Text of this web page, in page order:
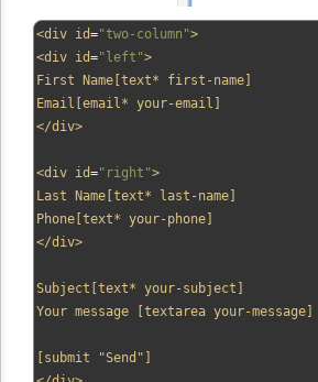
<div id="two-column">
<div id="left">
First Name[text* first-name]
</div>
<div id="right">
Last Name[text* last-name]
</div>
Subject[text* your-subject]
Your message [textarea your-message]